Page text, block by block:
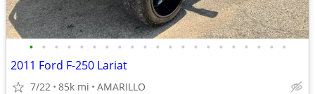
• • • • • • • • • • • • • • • • • • • • •
2011 Ford F-250 Lariat
7/22 85k mi AMARILLO